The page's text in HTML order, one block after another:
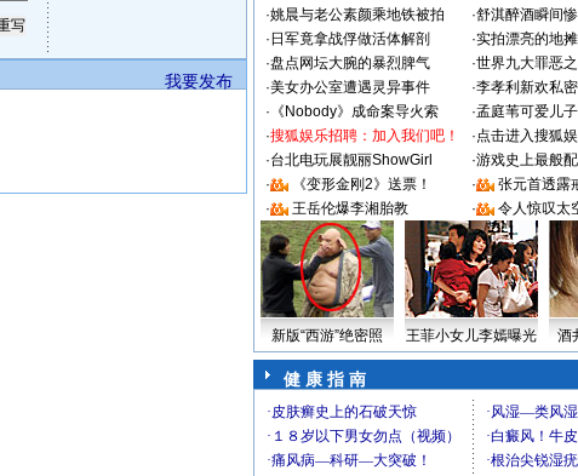
我要发布
·姚晨与老公素颜乘地铁被拍 ·舒淇醉酒瞬间
· 日军竟拿战俘做活体解剖 ·实拍漂亮的地
·盘点网坛大腕的暴烈脾气 ·世界九大罪恶
·美女办公室遭遇灵异事件 ·李孝利新欢私
· 《Nobody》成命案导火索 ·孟庭苇可爱儿
·搜狐娱乐招聘：加入我们吧！ ·点击进入搜狐
·台北电玩展靓丽ShowGirl ·游戏史上最般
·
《变形金刚2》送票！ ·
张元首透露
·
王岳伦爆李湘胎教 · 令人惊叹太
新版“西游”绝密照 王菲小女儿李嫣曝光 酒
健 康 指 南